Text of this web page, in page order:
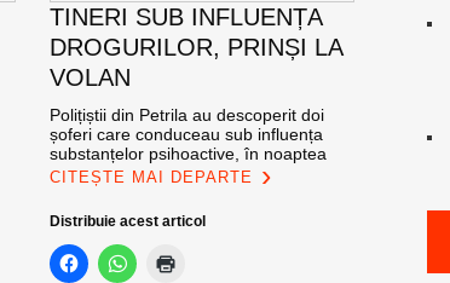
TINERI SUB INFLUENȚA
DROGURILOR, PRINȘI LA
VOLAN
Polițiștii din Petrila au descoperit doi
șoferi care conduceau sub influența
substanțelor psihoactive, în noaptea
CITEȘTE MAI DEPARTE
Distribuie acest articol